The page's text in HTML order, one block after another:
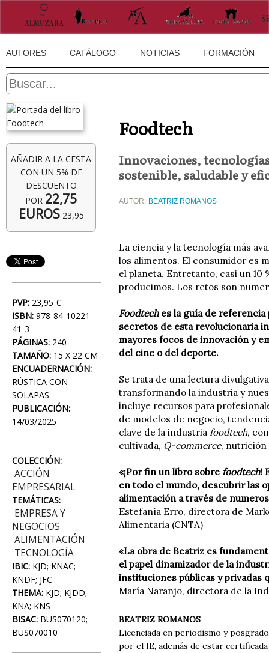
AUTORES CATÁLOGO NOTICIAS FORMACIÓN
AÑADIR A LA CESTA
CON UN 5% DE
DESCUENTO
POR 22,75
EUROS 23,95
PVP: 23,95 €
ISBN: 978-84-10221-
41-3
PÁGINAS: 240
TAMAÑO: 15 X 22 CM
ENCUADERNACIÓN:
RÚSTICA CON
SOLAPAS
PUBLICACIÓN:
14/03/2025
COLECCIÓN:
ACCIÓN
EMPRESARIAL
TEMÁTICAS:
EMPRESA Y
NEGOCIOS
ALIMENTACIÓN
TECNOLOGÍA
IBIC: KJD; KNAC;
KNDF; JFC
THEMA: KJD; KJDD;
KNA; KNS
BISAC: BUS070120;
BUS070010
Foodtech
Innovaciones,
sostenible, saludable y
AUTOR: BEATRIZ ROMANOS
La ciencia y la tecnología más
los alimentos. El consumidor es
el planeta. Entretanto, casi un 10
producimos. Los retos son
Foodtech es la guía de
secretos de esta revolucionaria
mayores focos de innovación y
del cine o del deporte.
Se trata de una lectura
transformando la industria y
incluye recursos para
de modelos de negocio,
clave de la industria foodtech,
cultivada, Q-commerce, nutrición
«¡Por fin un libro sobre foodtech!
en todo el mundo, descubrir las
alimentación a través de
Estefanía Erro, directora de
Alimentaria (CNTA)
«La obra de Beatriz es
el papel dinamizador de la
instituciones públicas y privadas
María Naranjo, directora de la
BEATRIZ ROMANOS
Licenciada en periodismo y
por el IE, además de estar